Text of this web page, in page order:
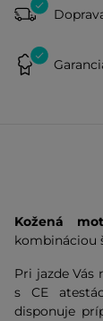
Kožená
kombináciou
Pri jazde
s CE
disponuje